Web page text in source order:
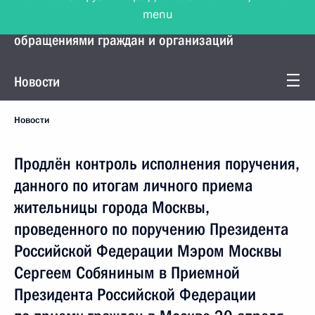
Управление Президента по работе с
обращениями граждан и организаций
Новости
Новости
Продлён контроль исполнения поручения,
данного по итогам личного приема
жительницы города Москвы,
проведенного по поручению Президента
Российской Федерации Мэром Москвы
Сергеем Собяниным в Приемной
Президента Российской Федерации
menu